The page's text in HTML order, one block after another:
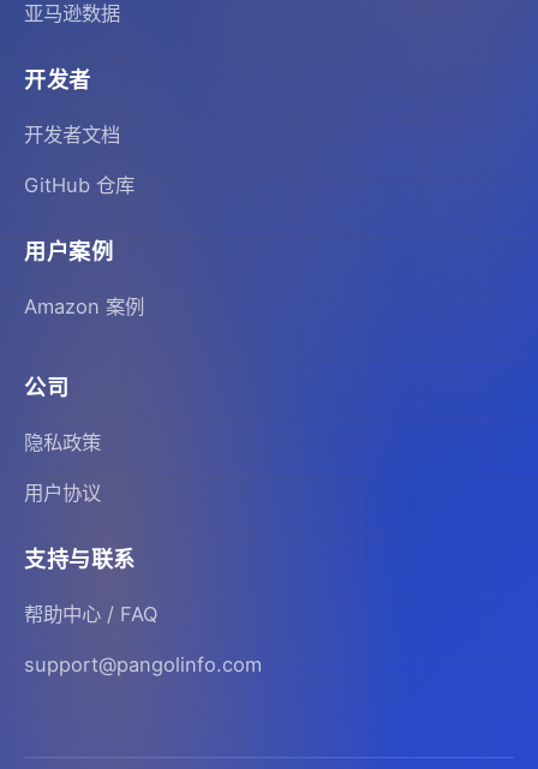
亚马逊数据
开发者
开发者文档
GitHub 仓库
用户案例
Amazon 案例
公司
隐私政策
用户协议
支持与联系
帮助中心 / FAQ
support@pangolinfo.com